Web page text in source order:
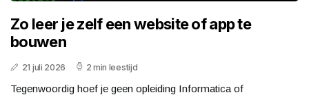
Zo leer je zelf een website of app te
bouwen
21 juli 2026 2 min leestijd
Tegenwoordig hoef je geen opleiding Informatica of